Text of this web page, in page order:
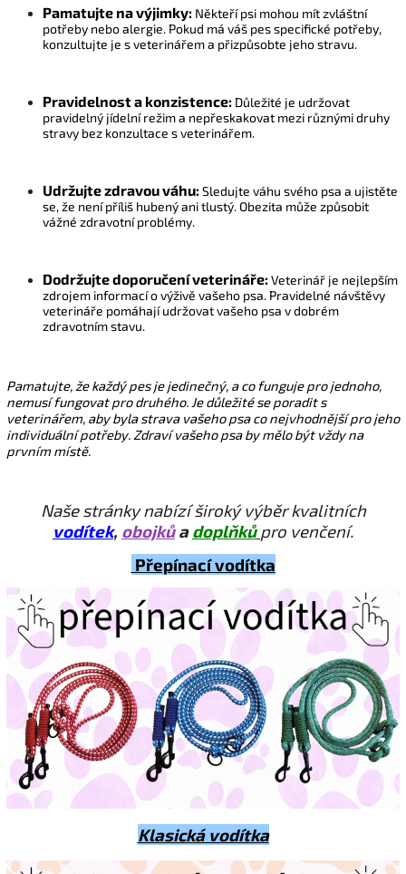
Pamatujte na výjimky: Někteří psi mohou mít zvláštní
potřeby nebo alergie. Pokud má váš pes specifické potřeby,
konzultujte je s veterinářem a přizpůsobte jeho stravu.
Pravidelnost a konzistence: Důležité je udržovat
pravidelný jídelní režim a nepřeskakovat mezi různými druhy
stravy bez konzultace s veterinářem.
Udržujte zdravou váhu:Sledujte váhu svého psa a ujistěte
se, že není příliš hubený ani tlustý. Obezita může způsobit
vážné zdravotní problémy.
Dodržujte doporučení veterináře:Veterinář je nejlepším
zdrojem informací o výživě vašeho psa. Pravidelné návštěvy
veterináře pomáhají udržovatvašeho psa v dobrém
zdravotním stavu.
Pamatujte, že každý pes je jedinečný, a co funguje pro jednoho,
nemusí fungovat pro druhého. Je důležité se poradit s
veterinářem, aby byla strava vašeho psa co nejvhodnější pro jeho
individuální potřeby. Zdraví vašeho psa by mělo být vždy na
prvním místě.
Naše stránky nabízí široký výběr kvalitních
vodítek, obojkůadoplňků pro venčení.
Přepínací vodítka
Klasická vodítka